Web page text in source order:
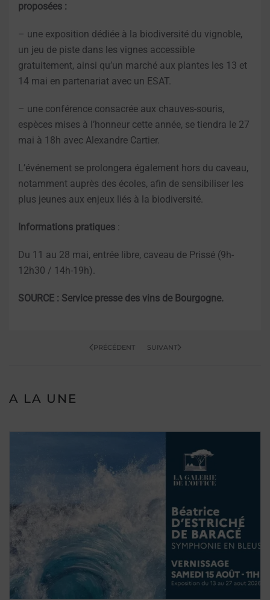
proposées :
– une exposition dédiée à la biodiversité du vignoble,
un jeu de piste dans les vignes accessible
gratuitement, ainsi qu’un marché aux plantes les 13 et
14 mai en partenariat avec un ESAT.
– une conférence consacrée aux chauves-souris,
espèces mises à l’honneur cette année, se tiendra le 27
mai à 18h avec Alexandre Cartier.
L’événement se prolongera également hors du caveau,
notamment auprès des écoles, afin de sensibiliser les
plus jeunes aux enjeux liés à la biodiversité.
Informations pratiques :
Du 11 au 28 mai, entrée libre, caveau de Prissé (9h-
12h30 / 14h-19h).
SOURCE : Service presse des vins de Bourgogne.
PRÉCÉDENT SUIVANT
A LA UNE